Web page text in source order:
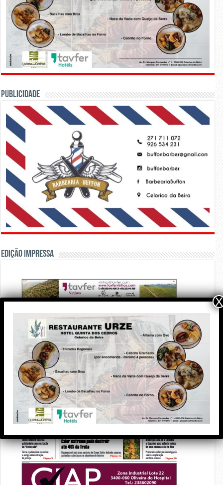
PUBLICIDADE
Edição Impressa
X